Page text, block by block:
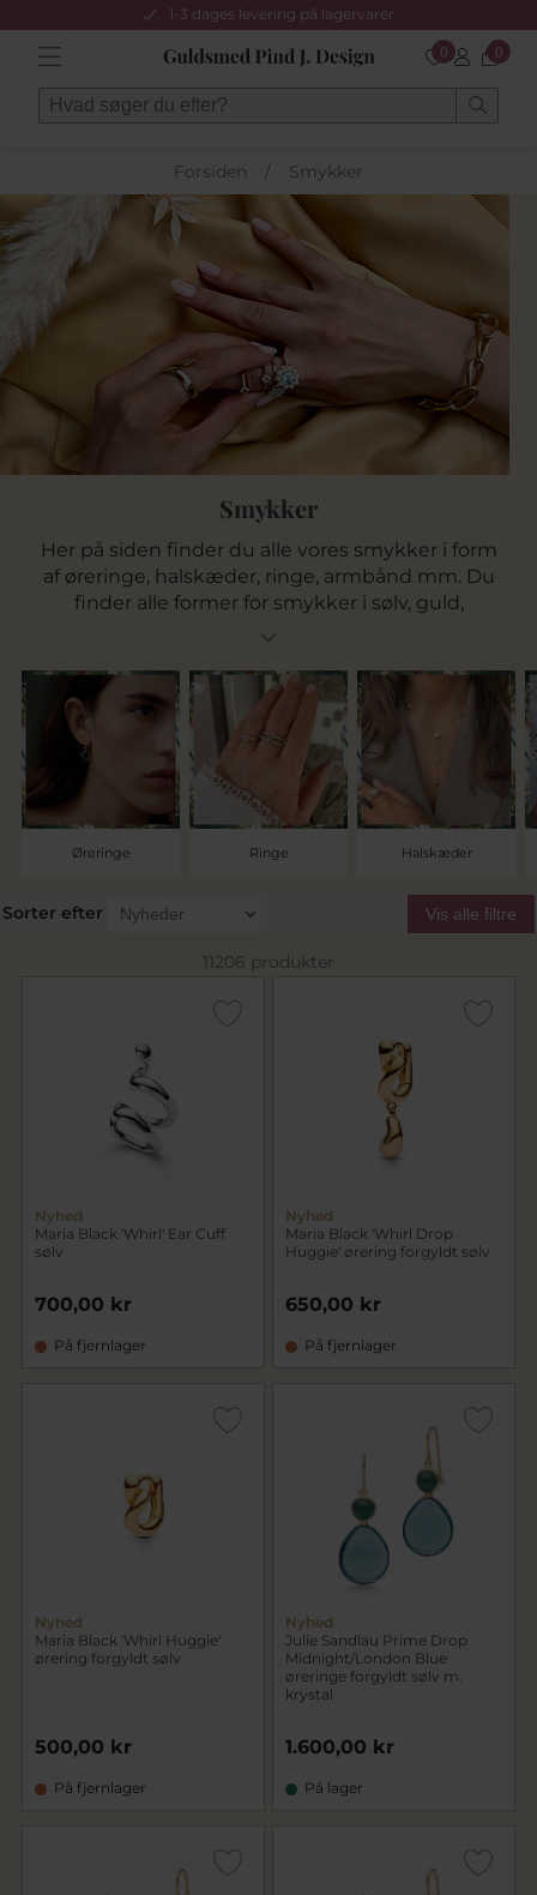
1-3 dages levering på lagervarer
0 0
Forsiden / Smykker
Smykker
Her på siden finder du alle vores smykker i form
af øreringe, halskæder, ringe, armbånd mm. Du
finder alle former for smykker i sølv, guld,
hvidguld og i sølv, forgyldt sølv, rhodineret sølv
eller syntetiske sten. Gå på opdagelse blandt
alle vores smykker og find netop det du søger.
Vi tilbyder fri fragt over 499 kr.
Øreringe Ringe Halskæder
Sorter efter Vis alle filtre
11206 produkter
Nyhed
Maria Black 'Whirl' Ear Cuff
sølv
700,00 kr
På fjernlager
Nyhed
Maria Black 'Whirl Drop
Huggie' ørering forgyldt sølv
650,00 kr
På fjernlager
Nyhed
Maria Black 'Whirl Huggie'
ørering forgyldt sølv
500,00 kr
På fjernlager
Nyhed
Julie Sandlau Prime Drop
Midnight/London Blue
øreringe forgyldt sølv m.
krystal
1.600,00 kr
På lager